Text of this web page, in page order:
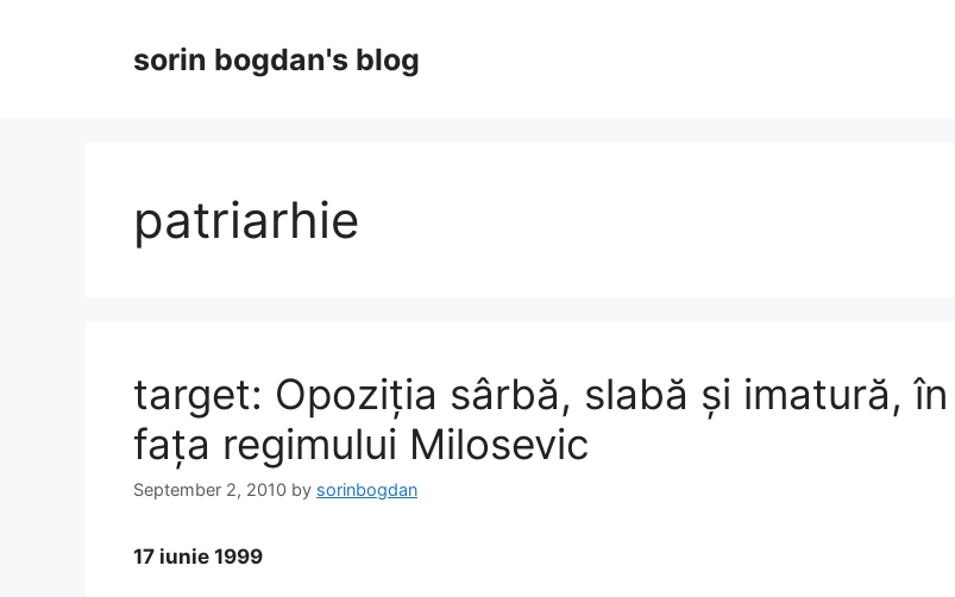
sorin bogdan's blog
patriarhie
target: Opoziția sârbă, slabă și imatură, în
fața regimului Milosevic
September 2, 2010 by sorinbogdan
17 iunie 1999